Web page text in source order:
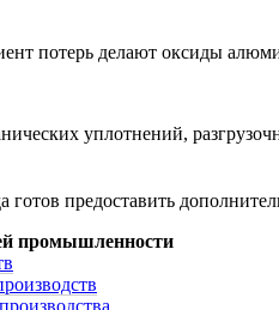
потерь делают оксиды
уплотнений,
предоставить
промышленности